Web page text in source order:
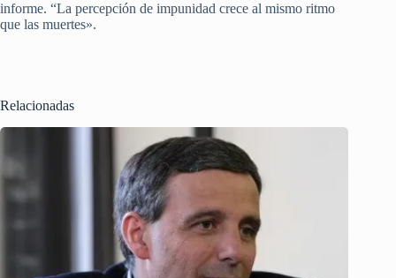
informe. “La percepción de impunidad crece al mismo ritmo
que las muertes».
Relacionadas